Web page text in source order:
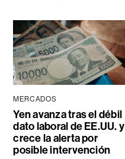
MERCADOS
Yen avanza tras el débil
dato laboral de EE.UU. y
crece la alerta por
posible intervención